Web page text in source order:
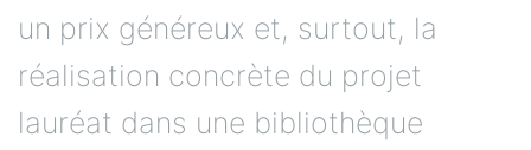
un prix généreux et, surtout, la
réalisation concrète du projet
lauréat dans une bibliothèque